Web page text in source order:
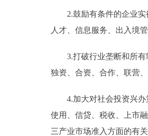
2.鼓励有条件的企业实行
人才、信息服务、出入境
3.打破行业垄断和所有
独资、合资、合作、联营
4.加大对社会投资兴办
使用、信贷、税收、上市
三产业市场准入方面的有